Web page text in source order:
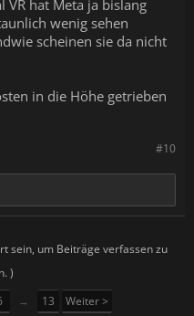
VR hat Meta ja bislang
wenig sehen
scheinen sie da nicht
in die Höhe getrieben
#10
sein, um Beiträge verfassen zu
)
→ 13 Weiter >